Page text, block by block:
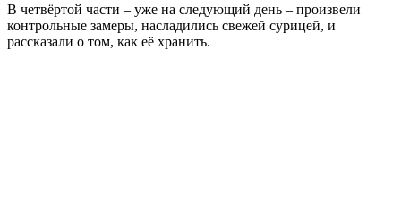
В четвёртой части – уже на следующий день – произвели
контрольные замеры, насладились свежей сурицей, и
рассказали о том, как её хранить.